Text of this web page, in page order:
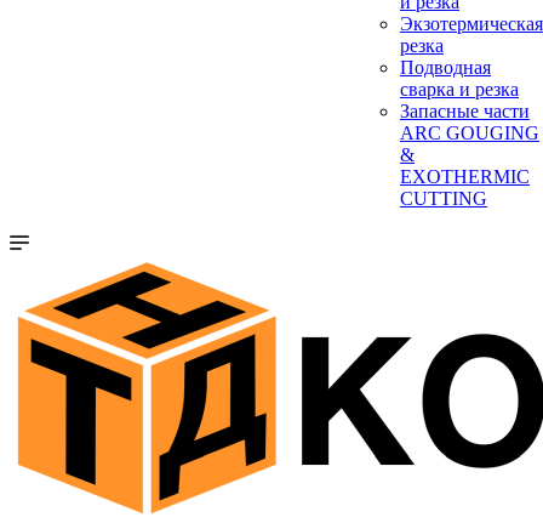
Экзотермическая
резка
Подводная
сварка и резка
Запасные части
ARC GOUGING
&
EXOTHERMIC
CUTTING